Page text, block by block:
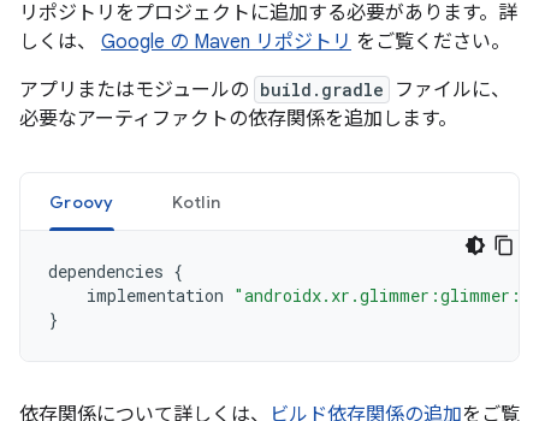
リポジトリをプロジェクトに追加する必要があります。詳
しくは、 Google の Maven リポジトリ をご覧ください。
アプリまたはモジュールの build.gradle
ファイルに、
必要なアーティファクトの依存関係を追加します。
Groovy Kotlin
dependencies {
implementation
}
依存関係について詳しくは、 ビルド依存関係の追加をご覧